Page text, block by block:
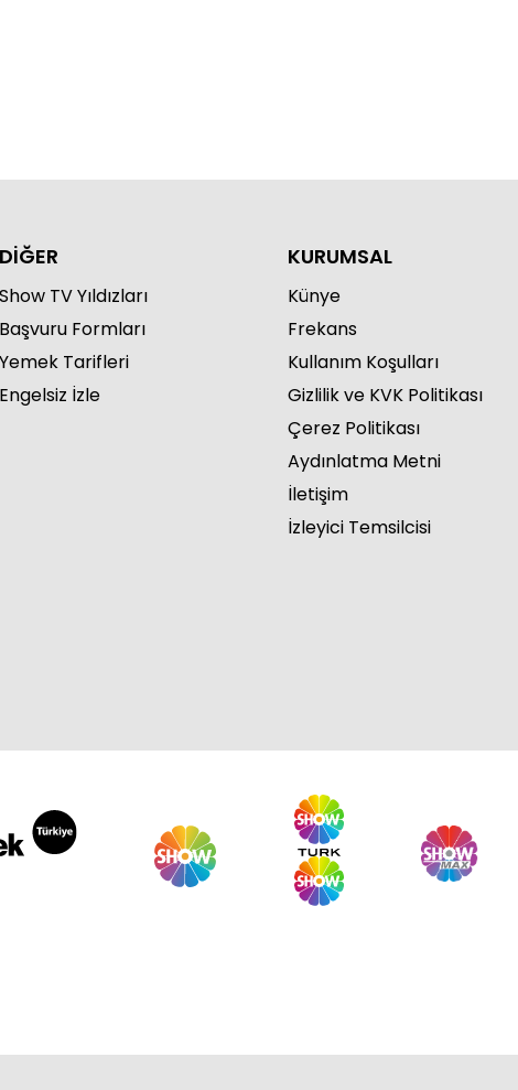
DİĞER
Show TV Yıldızları
Başvuru Formları
Yemek Tarifleri
Engelsiz İzle
KURUMSAL
Künye
Frekans
Kullanım Koşulları
Gizlilik ve KVK Politikası
Çerez Politikası
Aydınlatma Metni
İletişim
İzleyici Temsilcisi